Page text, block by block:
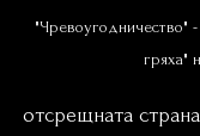
"Чревоугодничество"
гряха"
отсрещната